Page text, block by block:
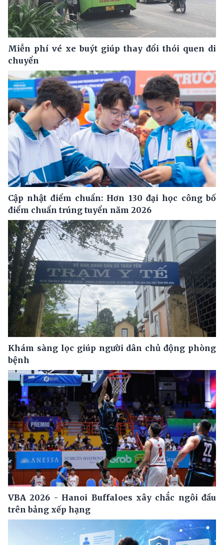
Miễn phí vé xe buýt giúp thay đổi thói quen di
chuyển
Cập nhật điểm chuẩn: Hơn 130 đại học công bố
điểm chuẩn trúng tuyển năm 2026
Khám sàng lọc giúp người dân chủ động phòng
bệnh
VBA 2026 - Hanoi Buffaloes xây chắc ngôi đầu
trên bảng xếp hạng